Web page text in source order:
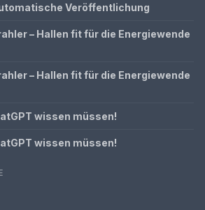
Veröffentlichung
– Hallen fit für die Energiewende
– Hallen fit für die Energiewende
wissen müssen!
wissen müssen!